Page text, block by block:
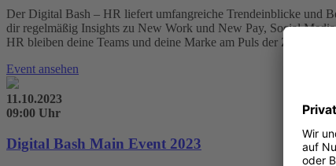
Der Digital Bash – HR liefert umfangreiche Trendeinblicke und
dir regelmäßig Insights zu New Work und New Pay, Social
HR bleiben deine Teams und deine Marke am Puls der Zeit.
Event ansehen
11.10.2023
09:00 Uhr
Digital Bash Main Event 2023